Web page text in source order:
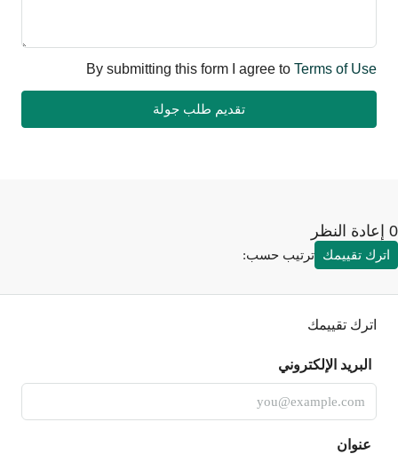
By submitting this form I agree toTerms of Use
تقديم طلب جولة
ترتيب حسب: تقييمك
اترك تقييمك
البريد الإلكتروني
عنوان